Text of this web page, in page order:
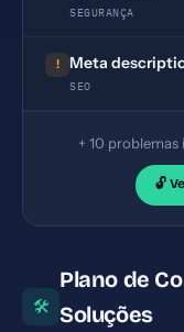
SEGURANÇA
! Meta
SEO
+ 10
🔓
🛠
Plano de
Soluções